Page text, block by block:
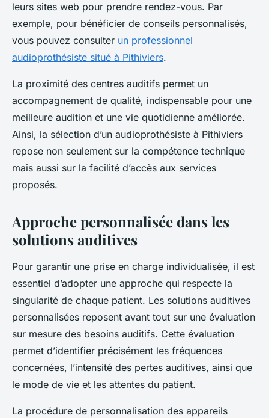
leurs sites web pour prendre rendez-vous. Par
exemple, pour bénéficier de conseils personnalisés,
vous pouvez consulter un professionnel
audioprothésiste situé à Pithiviers.
La proximité des centres auditifs permet un
accompagnement de qualité, indispensable pour une
meilleure audition et une vie quotidienne améliorée.
Ainsi, la sélection d’un audioprothésiste à Pithiviers
repose non seulement sur la compétence technique
mais aussi sur la facilité d’accès aux services
proposés.
Approche personnalisée dans les
solutions auditives
Pour garantir une prise en charge individualisée, il est
essentiel d’adopter une approche qui respecte la
singularité de chaque patient. Les solutions auditives
personnalisées reposent avant tout sur une évaluation
sur mesure des besoins auditifs. Cette évaluation
permet d’identifier précisément les fréquences
concernées, l’intensité des pertes auditives, ainsi que
le mode de vie et les attentes du patient.
La procédure de personnalisation des appareils